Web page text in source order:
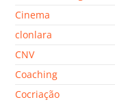
Cinema
clonlara
CNV
Coaching
Cocriação